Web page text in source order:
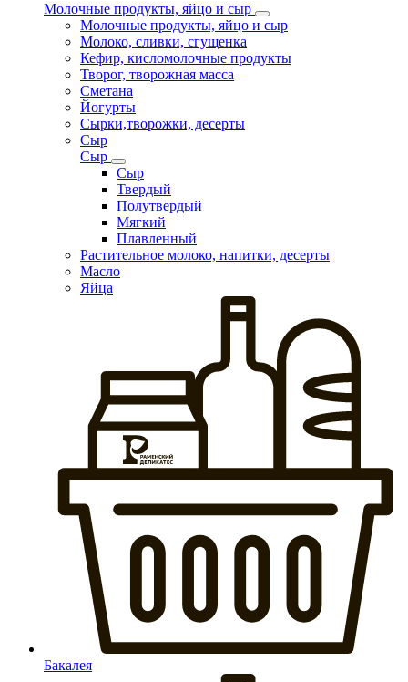
Молочные продукты, яйцо и сыр
Молочные продукты, яйцо и сыр
Молоко, сливки, сгущенка
Кефир, кисломолочные продукты
Творог, творожная масса
Сметана
Йогурты
Сырки,творожки, десерты
Сыр
Сыр
Сыр
Твердый
Полутвердый
Мягкий
Плавленный
Растительное молоко, напитки, десерты
Масло
Яйца
Бакалея